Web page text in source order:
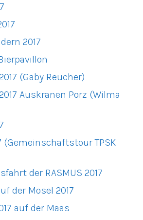
2017
(Gaby Reucher)
Auskranen Porz (Wilma
(Gemeinschaftstour TPSK
der RASMUS 2017
der Mosel 2017
auf der Maas